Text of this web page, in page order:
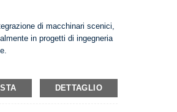
di macchinari scenici,
in progetti di ingegneria
DETTAGLIO